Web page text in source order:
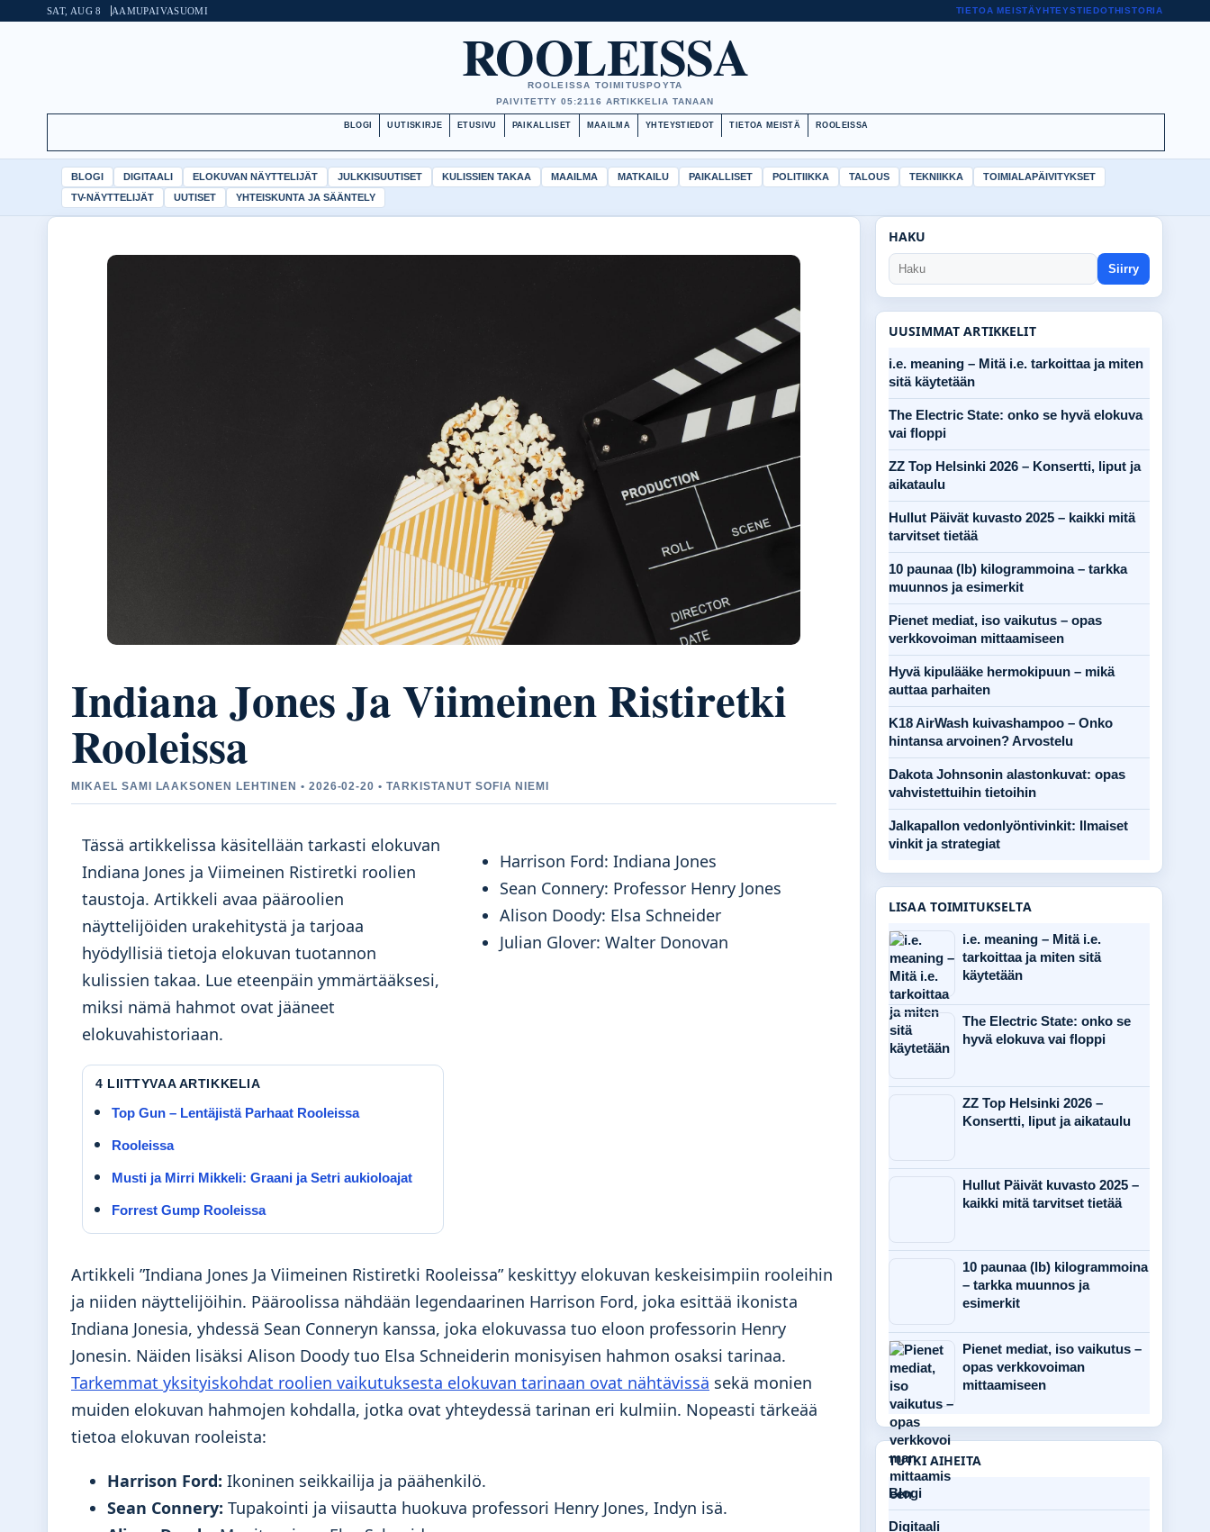
SAT, AUG 8 AAMUPAIVASUOMI TIETOA MEISTÄYHTEYSTIEDOTHISTORIA
ROOLEISSA
ROOLEISSA TOIMITUSPOYTA
PAIVITETTY 05:21 16 ARTIKKELIA TANAAN
BLOGI UUTISKIRJE ETUSIVU PAIKALLISET MAAILMA YHTEYSTIEDOT TIETOA MEISTÄ ROOLEISSA
BLOGI DIGITAALI ELOKUVAN NÄYTTELIJÄT JULKKISUUTISET KULISSIEN TAKAA MAAILMA MATKAILU PAIKALLISET POLITIIKKA TALOUS TEKNIIKKA
TOIMIALAPÄIVITYKSET
TV-NÄYTTELIJÄT
UUTISET YHTEISKUNTA JA SÄÄNTELY
Indiana Jones Ja Viimeinen Ristiretki
Rooleissa
MIKAEL SAMI LAAKSONEN LEHTINEN • 2026-02-20 • TARKISTANUT SOFIA NIEMI
Tässä artikkelissa käsitellään tarkasti elokuvan
Indiana Jones ja Viimeinen Ristiretki roolien
taustoja. Artikkeli avaa pääroolien
näyttelijöiden urakehitystä ja tarjoaa
hyödyllisiä tietoja elokuvan tuotannon
kulissien takaa. Lue eteenpäin ymmärtääksesi,
miksi nämä hahmot ovat jääneet
elokuvahistoriaan.
4 LIITTYVAA ARTIKKELIA
Top Gun – Lentäjistä Parhaat Rooleissa
Rooleissa
Musti ja Mirri Mikkeli: Graani ja Setri aukioloajat
Forrest Gump Rooleissa
Harrison Ford: Indiana Jones
Sean Connery: Professor Henry Jones
Alison Doody: Elsa Schneider
Julian Glover: Walter Donovan
Artikkeli ”Indiana Jones Ja Viimeinen Ristiretki Rooleissa” keskittyy elokuvan keskeisimpiin rooleihin
ja niiden näyttelijöihin. Pääroolissa nähdään legendaarinen Harrison Ford, joka esittää ikonista
Indiana Jonesia, yhdessä Sean Conneryn kanssa, joka elokuvassa tuo eloon professorin Henry
Jonesin. Näiden lisäksi Alison Doody tuo Elsa Schneiderin monisyisen hahmon osaksi tarinaa.
Tarkemmat yksityiskohdat roolien vaikutuksesta elokuvan tarinaan ovat nähtävissä sekä monien
muiden elokuvan hahmojen kohdalla, jotka ovat yhteydessä tarinan eri kulmiin. Nopeasti tärkeää
tietoa elokuvan rooleista:
Harrison Ford: Ikoninen seikkailija ja päähenkilö.
Sean Connery: Tupakointi ja viisautta huokuva professori Henry Jones, Indyn isä.
HAKU
Siirry
UUSIMMAT ARTIKKELIT
i.e. meaning – Mitä i.e. tarkoittaa ja miten
sitä käytetään
The Electric State: onko se hyvä elokuva
vai floppi
ZZ Top Helsinki 2026 – Konsertti, liput ja
aikataulu
Hullut Päivät kuvasto 2025 – kaikki mitä
tarvitset tietää
10 paunaa (lb) kilogrammoina – tarkka
muunnos ja esimerkit
Pienet mediat, iso vaikutus – opas
verkkovoiman mittaamiseen
Hyvä kipulääke hermokipuun – mikä
auttaa parhaiten
K18 AirWash kuivashampoo – Onko
hintansa arvoinen? Arvostelu
Dakota Johnsonin alastonkuvat: opas
vahvistettuihin tietoihin
Jalkapallon vedonlyöntivinkit: Ilmaiset
vinkit ja strategiat
LISAA TOIMITUKSELTA
i.e. meaning – Mitä i.e.
tarkoittaa ja miten sitä
käytetään
The Electric State: onko se
hyvä elokuva vai floppi
ZZ Top Helsinki 2026 –
Konsertti, liput ja aikataulu
Hullut Päivät kuvasto 2025 –
kaikki mitä tarvitset tietää
10 paunaa (lb) kilogrammoina
– tarkka muunnos ja
esimerkit
Pienet mediat, iso vaikutus –
opas verkkovoiman
mittaamiseen
TUTKI AIHEITA
Blogi
Digitaali